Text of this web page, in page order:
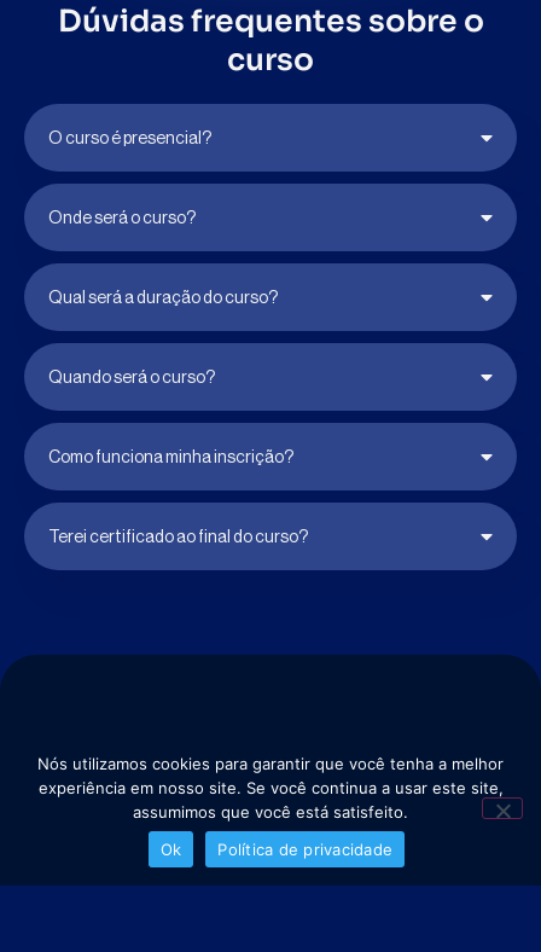
Dúvidas frequentes sobre o
curso
O curso é presencial?
Onde será o curso?
Qual será a duração do curso?
Quando será o curso?
Como funciona minha inscrição?
Terei certificado ao final do curso?
Local
Nós utilizamos cookies para garantir que você tenha a melhor
experiência em nosso site. Se você continua a usar este site,
assumimos que você está satisfeito.
Ok
Política de privacidade